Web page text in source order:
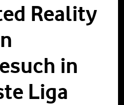
Reality
in
Liga